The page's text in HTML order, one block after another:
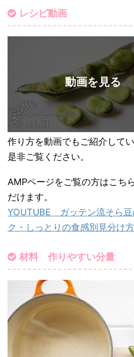
レシピ動画
作り方を動画でもご紹介してい
是非ご覧ください。
AMPページをご覧の方はこち
だけます。
YOUTUBE ガッテン流そら豆
ク・しっとりの食感別見分け
材料 作りやすい分量